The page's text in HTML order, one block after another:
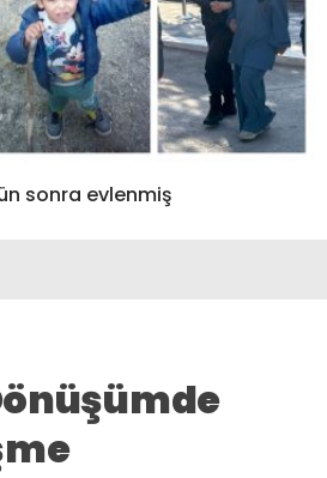
sonra evlenmiş